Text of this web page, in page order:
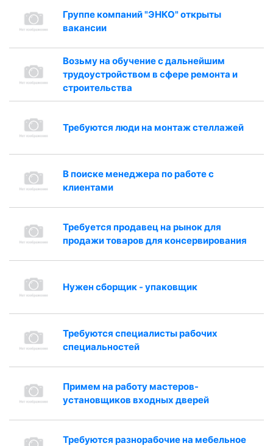
Группе компаний "ЭНКО" открыты
вакансии
Возьму на обучение с дальнейшим
трудоустройством в сфере ремонта и
строительства
Требуются люди на монтаж стеллажей
В поиске менеджера по работе с
клиентами
Требуется продавец на рынок для
продажи товаров для консервирования
Нужен сборщик - упаковщик
Требуются специалисты рабочих
специальностей
Примем на работу мастеров-
установщиков входных дверей
Требуются разнорабочие на мебельное